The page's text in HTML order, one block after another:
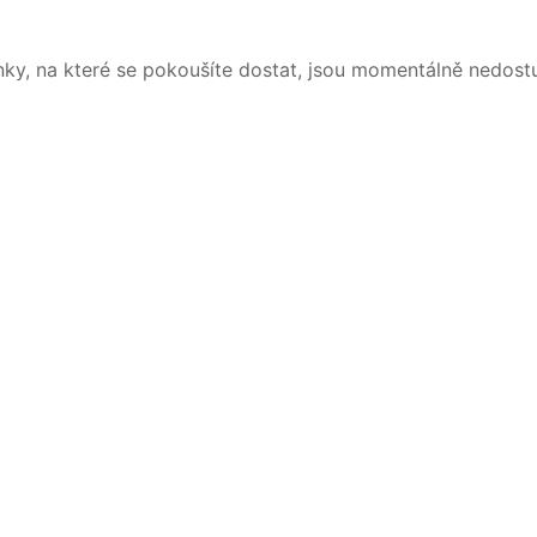
na které se pokoušíte dostat, jsou momentálně